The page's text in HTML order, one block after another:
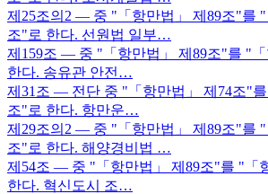
제25조의2 — 중 "「항만법」 제89조"를 "
조"로 한다. 선원법 일부…
제159조 — 중 "「항만법」 제89조"를 "「
한다. 송유관 안전…
제31조 — 전단 중 "「항만법」 제74조"
조"로 한다. 항만운…
제29조의2 — 중 "「항만법」 제89조"를 "
조"로 한다. 해양경비법 …
제54조 — 중 "「항만법」 제89조"를 "「
한다. 혁신도시 조…